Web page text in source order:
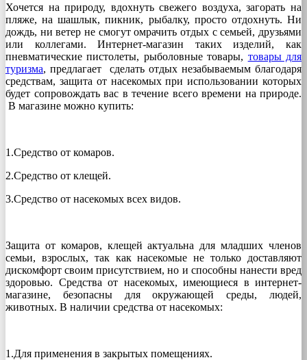
Хочется на природу, вдохнуть свежего воздуха, загорать на
пляже, на шашлык, пикник, рыбалку, просто отдохнуть. Ни
дождь, ни ветер не смогут омрачить отдых с семьей, друзьями
или коллегами. Интернет-магазин таких изделий, как
пневматические пистолеты, рыболовные товары, товары для
туризма, предлагает сделать отдых незабываемым благодаря
средствам, защита от насекомых при использовании которых
будет сопровождать вас в течение всего времени на природе.
В магазине можно купить:
1.Средство от комаров.
2.Средство от клещей.
3.Средство от насекомых всех видов.
Защита от комаров, клещей актуальна для младших членов
семьи, взрослых, так как насекомые не только доставляют
дискомфорт своим присутствием, но и способны нанести вред
здоровью. Средства от насекомых, имеющиеся в интернет-
магазине, безопасны для окружающей среды, людей,
животных. В наличии средства от насекомых:
1.Для применения в закрытых помещениях.